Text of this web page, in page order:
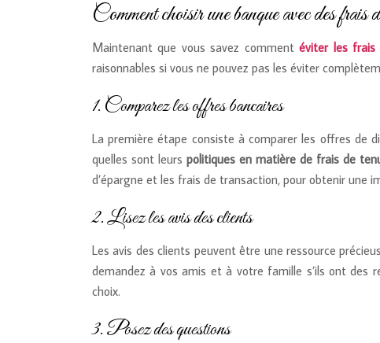
Comment choisir une banque avec des frais
Maintenant que vous savez commentéviter les frais
raisonnables si vous ne pouvez pas les éviter
1. Comparez les offres bancaires
La première étape consiste à comparer les offres de
quelles sont leurspolitiques en matière de frais de
d’épargne et les frais de transaction, pour obtenir une
2. Lisez les avis des clients
Les avis des clients peuvent être une ressource
demandez à vos amis et à votre famille s’ils ont des
choix.
3. Posez des questions